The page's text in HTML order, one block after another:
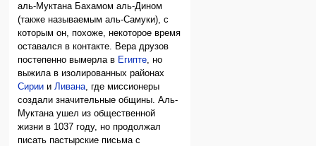
аль-Муктана Бахамом аль-Дином
(также называемым аль-Самуки), с
которым он, похоже, некоторое время
оставался в контакте. Вера друзов
постепенно вымерла в Египте, но
выжила в изолированных районах
Сирии иЛивана, где миссионеры
создали значительные общины. Аль-
Муктана ушел из общественной
жизни в 1037 году, но продолжал
писать пастырские письма с